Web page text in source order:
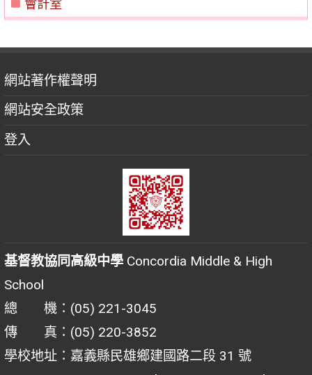
會計室
網站著作權聲明
網站安全政策
登入
基督教協同高級中學 Concordia Middle & High
School
總 機：(05) 221-3045
傳 真：(05) 220-3852
學校地址：嘉義縣民雄鄉建國路二段 31 號